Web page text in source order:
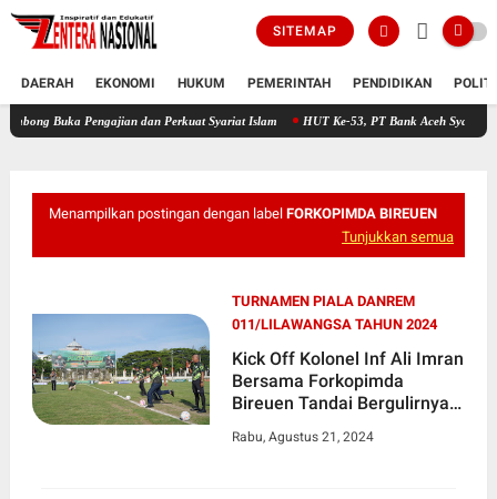
SITEMAP
DAERAH EKONOMI HUKUM PEMERINTAH PENDIDIKAN
Pengajian dan Perkuat Syariat Islam HUT Ke-53, PT Bank Aceh Syariah KC Bireuen
Menampilkan postingan dengan label FORKOPIMDA BIREUEN
Tunjukkan semua
TURNAMEN PIALA DANREM
011/LILAWANGSA TAHUN 2024
Kick Off Kolonel Inf Ali Imran
Bersama Forkopimda
Bireuen Tandai Bergulirnya
011/Lilawangsa
Rabu, Agustus 21, 2024